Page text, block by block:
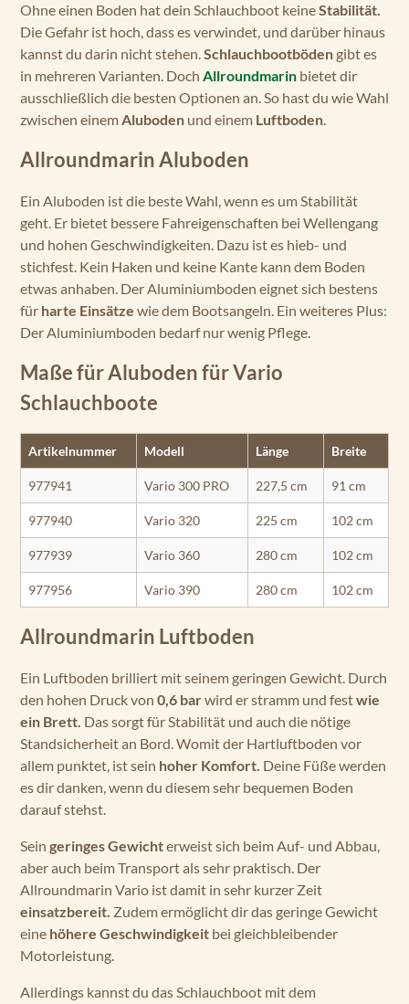
Ohne einen Boden hat dein Schlauchboot keineStabilität.
Die Gefahr ist hoch, dass es verwindet, und darüber hinaus
kannst du darin nicht stehen.Schlauchbootböden gibt es
in mehreren Varianten. Doch Allroundmarin bietet dir
ausschließlich die besten Optionen an. So hast du wie Wahl
zwischen einemAluboden und einem Luftboden.
Allroundmarin Aluboden
Ein Aluboden ist die beste Wahl, wenn es um Stabilität
geht. Er bietet bessere Fahreigenschaften bei Wellengang
und hohen Geschwindigkeiten. Dazu ist es hieb- und
stichfest. Kein Haken und keine Kante kann dem Boden
etwas anhaben. Der Aluminiumboden eignet sich bestens
für harte Einsätze wie dem Bootsangeln. Ein weiteres Plus:
Der Aluminiumboden bedarf nur wenig Pflege.
Maße für Aluboden für Vario
Schlauchboote
Artikelnummer Modell Länge Breite
977941 Vario 300 PRO 227,5 cm 91 cm
977940 Vario 320 225 cm 102 cm
977939 Vario 360 280 cm 102 cm
977956 Vario 390 280 cm 102 cm
Allroundmarin Luftboden
Ein Luftboden brilliert mit seinem geringen Gewicht. Durch
den hohen Druck von 0,6 barwird er stramm und festwie
ein Brett. Das sorgt für Stabilität und auch die nötige
Standsicherheit an Bord. Womit der Hartluftboden vor
allem punktet, ist sein hoher Komfort. Deine Füße werden
es dir danken, wenn du diesem sehr bequemen Boden
darauf stehst.
Sein geringes Gewichterweist sich beim Auf- und Abbau,
aber auch beim Transport als sehr praktisch. Der
Allroundmarin Vario ist damit in sehr kurzer Zeit
einsatzbereit. Zudem ermöglicht dir das geringe Gewicht
eine höhere Geschwindigkeit bei gleichbleibender
Motorleistung.
Allerdings kannst du das Schlauchboot mit dem